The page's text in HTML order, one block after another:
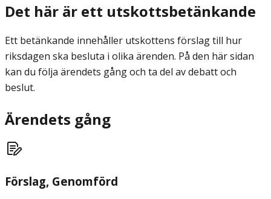
Det här är ett utskottsbetänkande
Ett betänkande innehåller utskottens förslag till hur
riksdagen ska besluta i olika ärenden. På den här sidan
kan du följa ärendets gång och ta del av debatt och
beslut.
Ärendets gång
Förslag, Genomförd